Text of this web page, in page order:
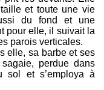
et toute une vie
du fond et une
pour elle, il suivait la
parois verticales.
elle, sa barbe et ses
perdue dans
sol et s’employa à